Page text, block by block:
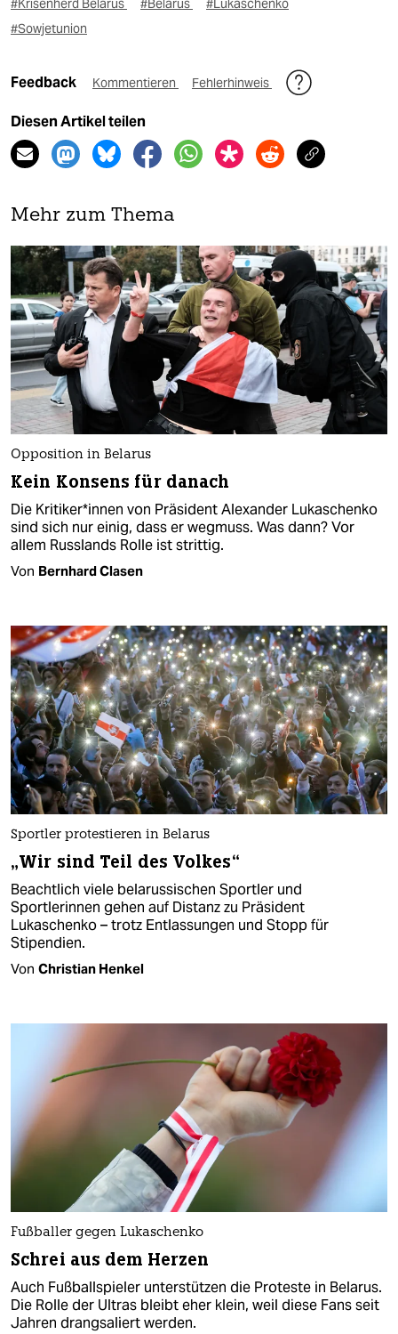
#Sowjetunion
Feedback Kommentieren Fehlerhinweis
Diesen Artikel teilen
Mehr zum Thema
Opposition in Belarus
Kein Konsens für danach
Die Kritiker*innen von Präsident Alexander Lukaschenko
sind sich nur einig, dass er wegmuss. Was dann? Vor
allem Russlands Rolle ist strittig.
Von Bernhard Clasen
Sportler protestieren in Belarus
„Wir sind Teil des Volkes“
Beachtlich viele belarussischen Sportler und
Sportlerinnen gehen auf Distanz zu Präsident
Lukaschenko – trotz Entlassungen und Stopp für
Stipendien.
Von Christian Henkel
Fußballer gegen Lukaschenko
Schrei aus dem Herzen
Auch Fußballspieler unterstützen die Proteste in Belarus.
Die Rolle der Ultras bleibt eher klein, weil diese Fans seit
Jahren drangsaliert werden.